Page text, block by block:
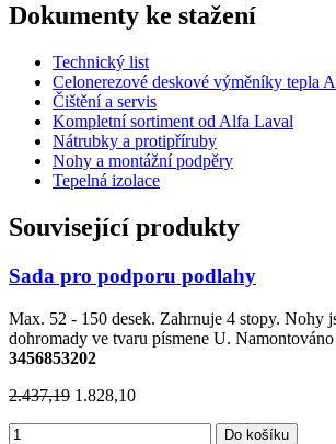
Dokumenty ke stažení
Technický list
Celonerezové deskové výměníky tepla
Čištění a servis
Kompletní sortiment od Alfa Laval
Nátrubky a protipříruby
Nohy a montážní podpěry
Tepelná izolace
Související produkty
Sada pro podporu podlahy
Max. 52 - 150 desek. Zahrnuje 4 stopy. Nohy
dohromady ve tvaru písmene U.
3456853202
2.437,19 1.828,10
Do košíku